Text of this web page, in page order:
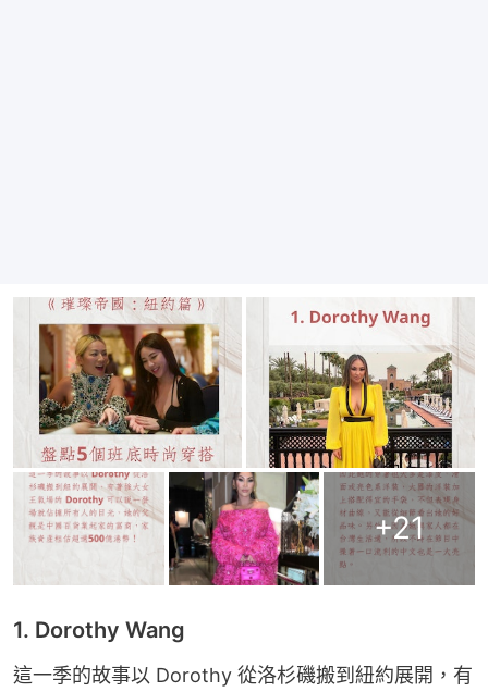
+21
1. Dorothy Wang
這一季的故事以 Dorothy 從洛杉磯搬到紐約展開，有